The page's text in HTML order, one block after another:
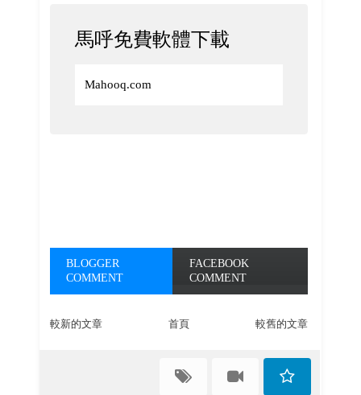
馬呼免費軟體下載
Mahooq.com
BLOGGER
COMMENT
FACEBOOK
COMMENT
較新的文章 較舊的文章
首頁